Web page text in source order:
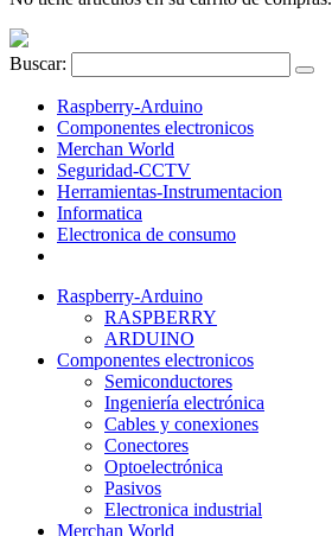
Buscar:
Raspberry-Arduino
Componentes electronicos
Merchan World
Seguridad-CCTV
Herramientas-Instrumentacion
Informatica
Electronica de consumo
Raspberry-Arduino
RASPBERRY
ARDUINO
Componentes electronicos
Semiconductores
Ingeniería electrónica
Cables y conexiones
Conectores
Optoelectrónica
Pasivos
Electronica industrial
Merchan World